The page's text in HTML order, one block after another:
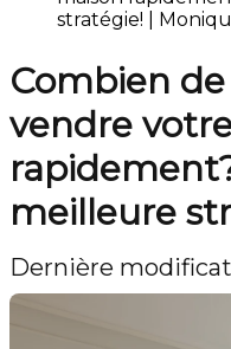
stratégie! |
Combien
vendre
meilleure
Dernière